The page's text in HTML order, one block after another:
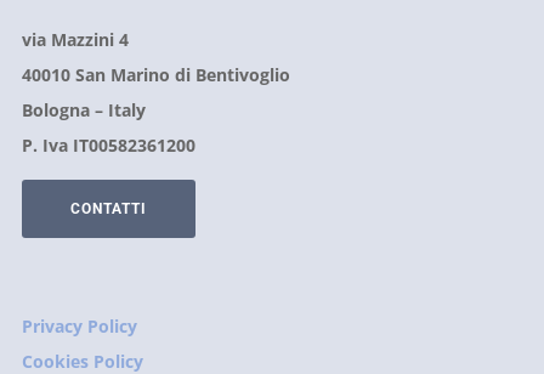
via Mazzini 4
40010 San Marino di Bentivoglio
Bologna – Italy
P. Iva IT00582361200
CONTATTI
Privacy Policy
Cookies Policy